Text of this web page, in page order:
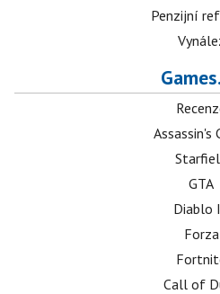
Penzijní
Assassin's
GTA
Diablo
Forza
Call of